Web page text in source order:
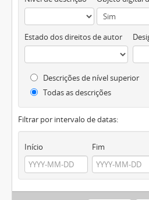
Estado dos direitos de autor
Descrições de nível superior
Todas as descrições
Filtrar por intervalo de datas:
Início Fim